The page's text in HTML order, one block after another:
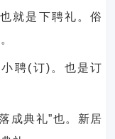
就是下聘礼。俗
聘(订)。也是订
成典礼”也。新居